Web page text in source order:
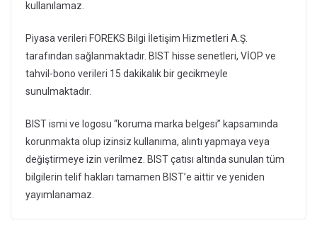
kullanılamaz.
Piyasa verileri FOREKS Bilgi İletişim Hizmetleri A.Ş.
tarafından sağlanmaktadır. BIST hisse senetleri, VİOP ve
tahvil-bono verileri 15 dakikalık bir gecikmeyle
sunulmaktadır.
BIST ismi ve logosu “koruma marka belgesi” kapsamında
korunmakta olup izinsiz kullanıma, alıntı yapmaya veya
değiştirmeye izin verilmez. BIST çatısı altında sunulan tüm
bilgilerin telif hakları tamamen BIST’e aittir ve yeniden
yayımlanamaz.